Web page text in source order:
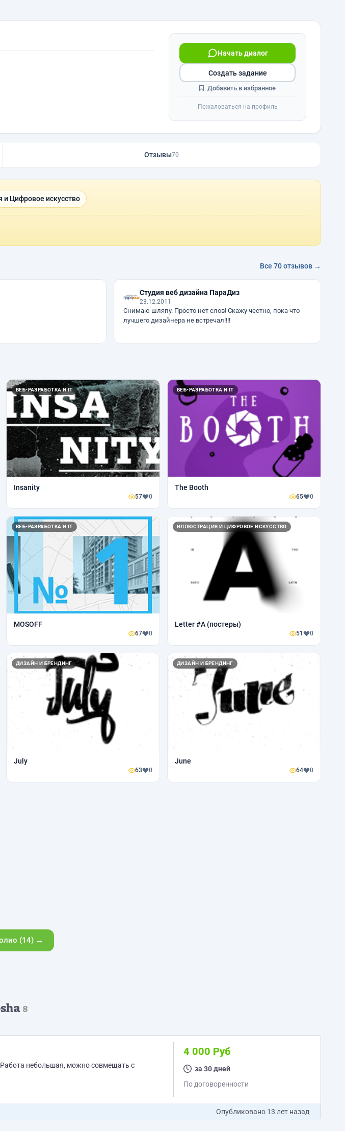
Начать диалог
Создать задание
Добавить в избранное
Пожаловаться на профиль
Отзывы70
и Цифровое искусство
Все 70 отзывов →
Студия веб дизайна ПараДиз
23.12.2011
Снимаю шляпу. Просто нет слов! Скажу честно, пока что
лучшего дизайнера не встречал!!!!
ВЕБ-РАЗРАБОТКА И IT
Insanity
57 0
ВЕБ-РАЗРАБОТКА И IT
The Booth
65 0
ВЕБ-РАЗРАБОТКА И IT
MOSOFF
67 0
ИЛЛЮСТРАЦИЯ И ЦИФРОВОЕ ИСКУССТВО
Letter #A (постеры)
51 0
ДИЗАЙН И БРЕНДИНГ
July
63 0
ДИЗАЙН И БРЕНДИНГ
June
64 0
(14) →
8
Работа небольшая, можно совмещать с
4 000 Руб
за 30 дней
По договоренности
Опубликовано 13 лет назад